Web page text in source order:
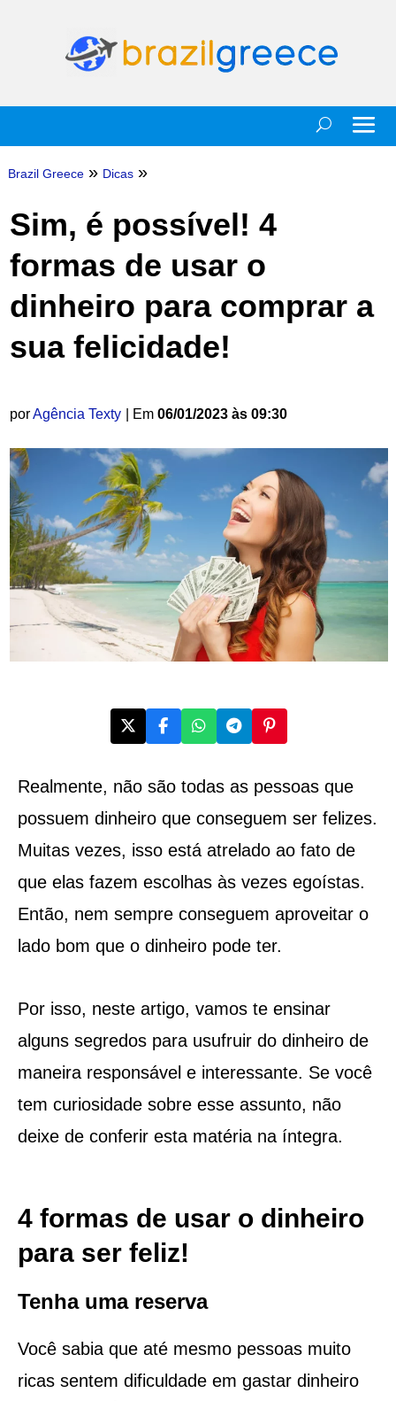
Brazil Greece » Dicas »
Sim, é possível! 4
formas de usar o
dinheiro para comprar a
sua felicidade!
porAgência Texty | Em 06/01/2023 às 09:30
Realmente, não são todas as pessoas que
possuem dinheiro que conseguem ser felizes.
Muitas vezes, isso está atrelado ao fato de
que elas fazem escolhas às vezes egoístas.
Então, nem sempre conseguem aproveitar o
lado bom que o dinheiro pode ter.
Por isso, neste artigo, vamos te ensinar
alguns segredos para usufruir do dinheiro de
maneira responsável e interessante. Se você
tem curiosidade sobre esse assunto, não
deixe de conferir esta matéria na íntegra.
4 formas de usar o dinheiro
para ser feliz!
Tenha uma reserva
Você sabia que até mesmo pessoas muito
ricas sentem dificuldade em gastar dinheiro